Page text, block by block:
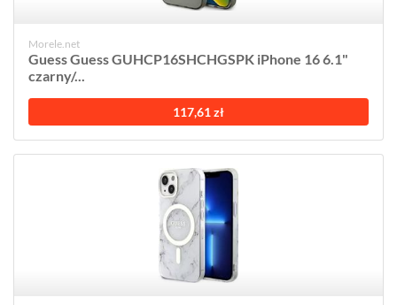
Morele.net
Guess Guess GUHCP16SHCHGSPK iPhone 16 6.1"
czarny/...
117,61 zł